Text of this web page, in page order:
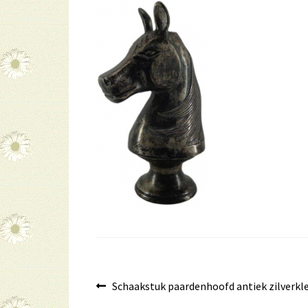
Bericht
Vorig
Schaakstuk paardenhoofd antiek